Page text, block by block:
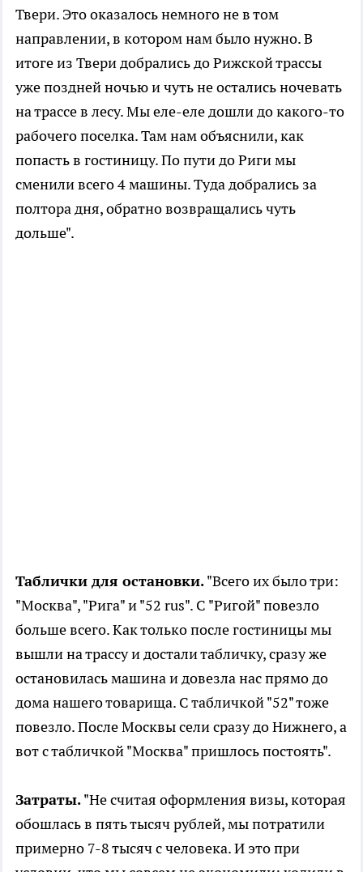
Твери. Это оказалось немного не в том
направлении, в котором нам было нужно. В
итоге из Твери добрались до Рижской трассы
уже поздней ночью и чуть не остались ночевать
на трассе в лесу. Мы еле-еле дошли до какого-то
рабочего поселка. Там нам объяснили, как
попасть в гостиницу. По пути до Риги мы
сменили всего 4 машины. Туда добрались за
полтора дня, обратно возвращались чуть
дольше".
Таблички для остановки."Всего их было три:
"Москва", "Рига" и "52 rus". С "Ригой" повезло
больше всего. Как только после гостиницы мы
вышли на трассу и достали табличку, сразу же
остановилась машина и довезла нас прямо до
дома нашего товарища. С табличкой "52" тоже
повезло. После Москвы сели сразу до Нижнего, а
вот с табличкой "Москва" пришлось постоять".
Затраты."Не считая оформления визы, которая
обошлась в пять тысяч рублей, мы потратили
примерно 7-8 тысяч с человека. И это при